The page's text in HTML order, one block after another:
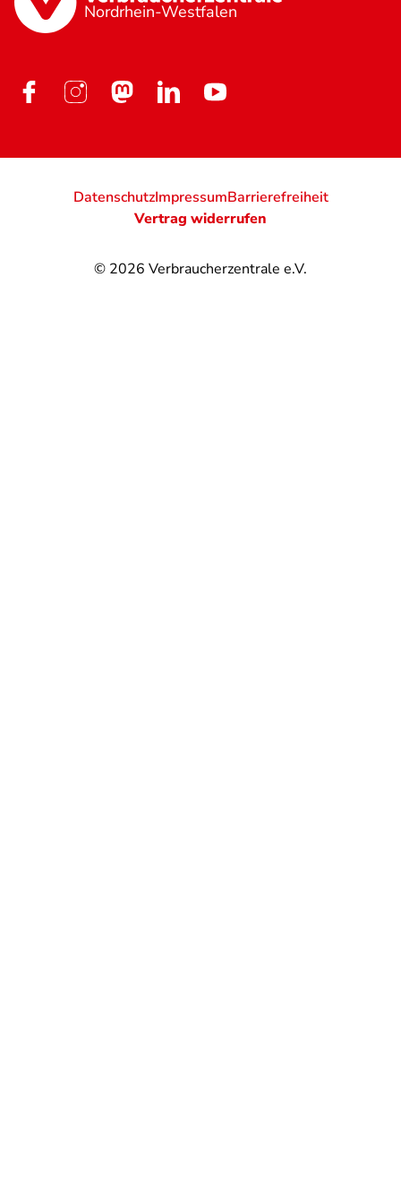
Nordrhein-Westfalen
© 2026 Verbraucherzentrale e.V.
DatenschutzImpressumBarrierefreiheit
Vertrag widerrufen